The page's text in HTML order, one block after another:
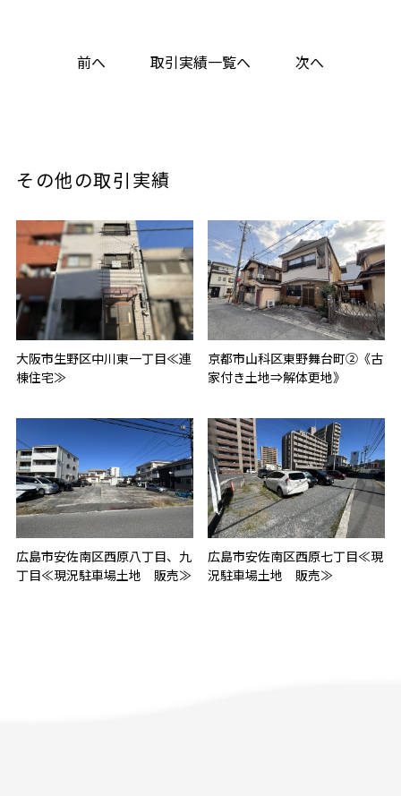
前へ 取引実績一覧へ 次へ
その他の取引実績
大阪市生野区中川東一丁目≪連
棟住宅≫
京都市山科区東野舞台町②《古
家付き土地⇒解体更地》
広島市安佐南区西原八丁目、九
丁目≪現況駐車場土地 販売≫
広島市安佐南区西原七丁目≪現
況駐車場土地 販売≫